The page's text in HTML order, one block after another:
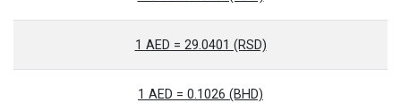
1 AED = 29.0401 (RSD)
1 AED = 0.1026 (BHD)